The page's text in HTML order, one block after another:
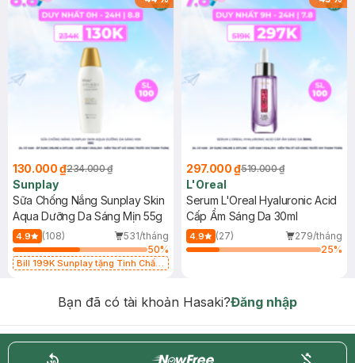
130.000 ₫234.000 ₫
Sunplay
Sữa Chống Nắng Sunplay Skin
Aqua Dưỡng Da Sáng Mịn 55g
4.9 (108)
531/tháng
50%
Bill 199K Sunplay tặng Tinh Chất
297.000 ₫519.000 ₫
L'Oreal
Serum L'Oreal Hyaluronic Acid
Cấp Ẩm Sáng Da 30ml
4.9 (27)
279/tháng
25%
Bạn đã có tài khoản Hasaki?Đăng nhập